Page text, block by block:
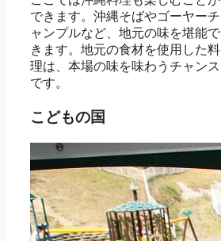
できます。沖縄そばやゴーヤーチ
ャンプルなど、地元の味を堪能で
きます。地元の食材を使用した料
理は、本場の味を味わうチャンス
です。
こどもの国